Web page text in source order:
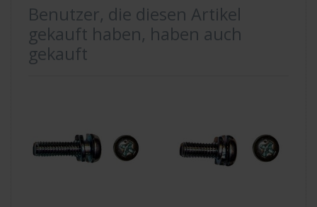
Benutzer, die diesen Artikel
gekauft haben, haben auch
gekauft